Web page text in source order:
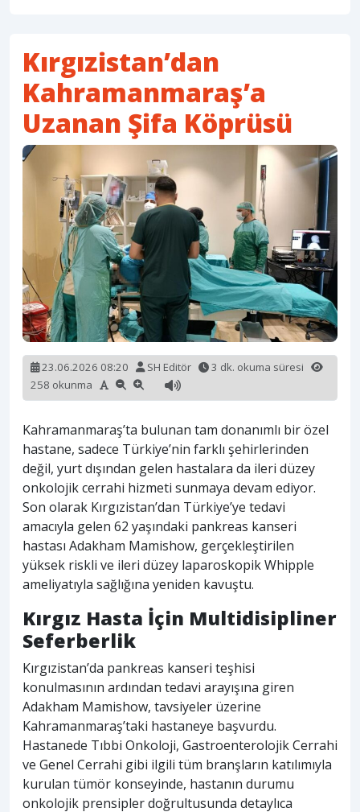
Kırgızistan’dan
Kahramanmaraş’a
Uzanan Şifa Köprüsü
23.06.2026 08:20 SH Editör
3 dk. okuma süresi
258 okunma
Kahramanmaraş’ta bulunan tam donanımlı bir özel
hastane, sadece Türkiye’nin farklı şehirlerinden
değil, yurt dışından gelen hastalara da ileri düzey
onkolojik cerrahi hizmeti sunmaya devam ediyor.
Son olarak Kırgızistan’dan Türkiye’ye tedavi
amacıyla gelen 62 yaşındaki pankreas kanseri
hastası Adakham Mamishow, gerçekleştirilen
yüksek riskli ve ileri düzey laparoskopik Whipple
ameliyatıyla sağlığına yeniden kavuştu.
Kırgız Hasta İçin Multidisipliner
Seferberlik
Kırgızistan’da pankreas kanseri teşhisi
konulmasının ardından tedavi arayışına giren
Adakham Mamishow, tavsiyeler üzerine
Kahramanmaraş’taki hastaneye başvurdu.
Hastanede Tıbbi Onkoloji, Gastroenterolojik Cerrahi
ve Genel Cerrahi gibi ilgili tüm branşların katılımıyla
kurulan tümör konseyinde, hastanın durumu
onkolojik prensipler doğrultusunda detaylıca